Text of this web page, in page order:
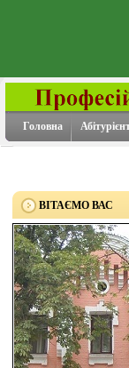
Головна
ВІТАЄМО ВАС